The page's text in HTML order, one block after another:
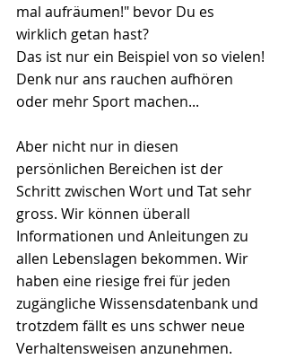
mal aufräumen!" bevor Du es
wirklich getan hast?
Das ist nur ein Beispiel von so vielen!
Denk nur ans rauchen aufhören
oder mehr Sport machen...
Aber nicht nur in diesen
persönlichen Bereichen ist der
Schritt zwischen Wort und Tat sehr
gross. Wir können überall
Informationen und Anleitungen zu
allen Lebenslagen bekommen. Wir
haben eine riesige frei für jeden
zugängliche Wissensdatenbank und
trotzdem fällt es uns schwer neue
Verhaltensweisen anzunehmen.